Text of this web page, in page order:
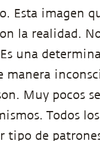
Esta imagen
la realidad.
una
manera
Muy pocos
Todos
tipo de